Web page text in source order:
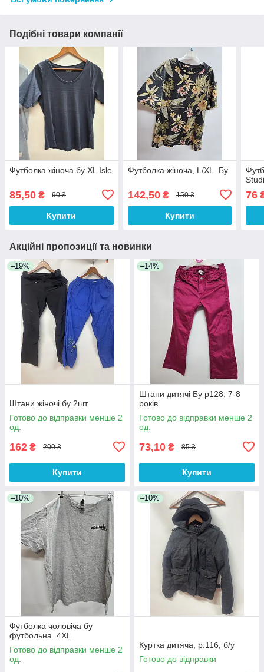
Подібні товари компанії
Футболка жіноча бу XL Isle
85,50 ₴ 90 ₴
Купити
Футболка жіноча, L/XL. Бу
142,50₴ 150 ₴
Купити
76
Акційні пропозиції та новинки
–19%
Штани жіночі бу 2шт
Готово до відправки менше 2
од.
162 ₴ 200 ₴
Купити
–14%
Штани дитячі Бу р128. 7-8
років
Готово до відправки менше 2
од.
73,10 ₴ 85 ₴
Купити
–10%
Футболка чоловіча бу
футбольна. 4XL
Готово до відправки менше 2
од.
–10%
Куртка дитяча, р.116, б/у
Готово до відправки